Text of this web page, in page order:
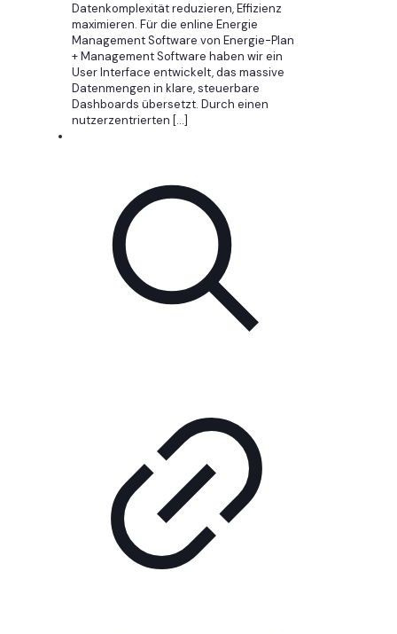
Datenkomplexität reduzieren, Effizienz
maximieren. Für die enline Energie
Management Software von Energie-Plan
+ Management Software haben wir ein
User Interface entwickelt, das massive
Datenmengen in klare, steuerbare
Dashboards übersetzt. Durch einen
nutzerzentrierten […]